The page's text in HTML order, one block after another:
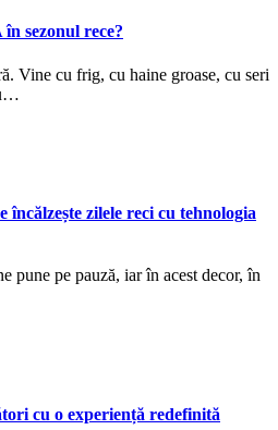
sezonul rece?
Vine cu frig, cu haine groase, cu seri
zilele reci cu tehnologia
pune pe pauză, iar în acest decor, în
cu o experiență redefinită